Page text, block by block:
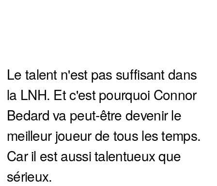
Le talent n'est pas suffisant dans
la LNH. Et c'est pourquoi Connor
Bedard va peut-être devenir le
meilleur joueur de tous les temps.
Car il est aussi talentueux que
sérieux.